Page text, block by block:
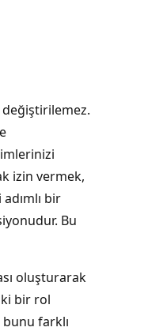
değiştirilemez.
izin vermek,
bir
Bu
oluşturarak
bir rol
bunu farklı